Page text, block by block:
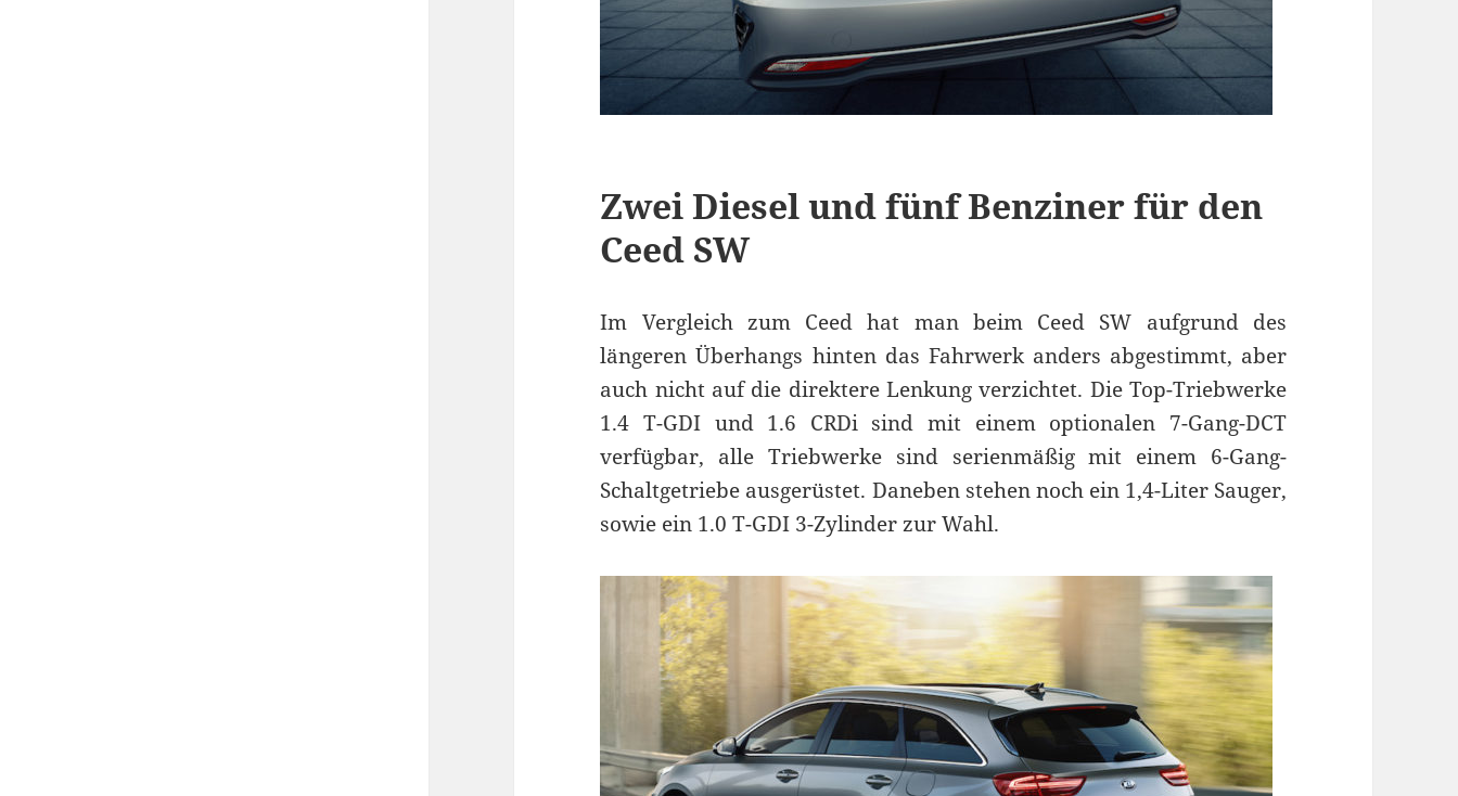
Zwei Diesel und fünf Benziner für den
Ceed SW
Im Vergleich zum Ceed hat man beim Ceed SW aufgrund des
längeren Überhangs hinten das Fahrwerk anders abgestimmt, aber
auch nicht auf die direktere Lenkung verzichtet. Die Top-Triebwerke
1.4 T-GDI und 1.6 CRDi sind mit einem optionalen 7-Gang-DCT
verfügbar, alle Triebwerke sind serienmäßig mit einem 6-Gang-
Schaltgetriebe ausgerüstet. Daneben stehen noch ein 1,4-Liter Sauger,
sowie ein 1.0 T-GDI 3-Zylinder zur Wahl.